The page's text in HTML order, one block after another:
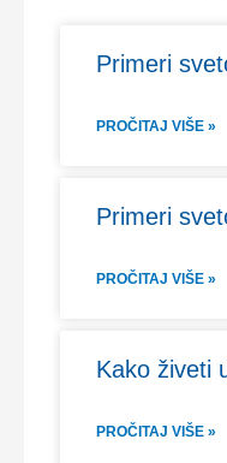
Primeri
PROČITAJ VIŠE »
Primeri
PROČITAJ VIŠE »
Kako živeti
PROČITAJ VIŠE »